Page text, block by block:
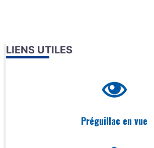
LIENS UTILES
Préguillac en vue